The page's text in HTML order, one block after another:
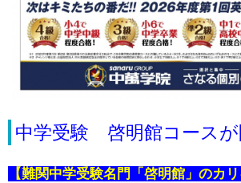
中学受験 啓明館コースが
【難関中学受験名門「啓明館」のカ